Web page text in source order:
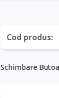
Cod produs:
Schimbare